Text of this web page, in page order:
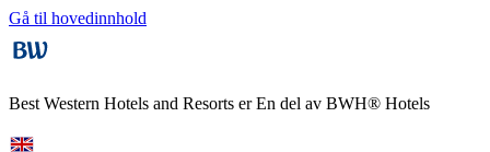
Gå til hovedinnhold
Best Western Hotels and Resorts erEn del av BWH® Hotels